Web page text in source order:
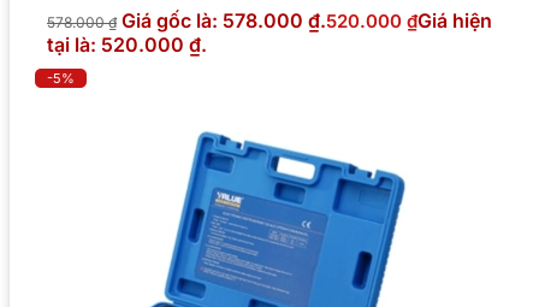
578.000₫ Giá gốc là: 578.000 ₫.520.000 ₫Giá hiện
tại là: 520.000 ₫.
-5%